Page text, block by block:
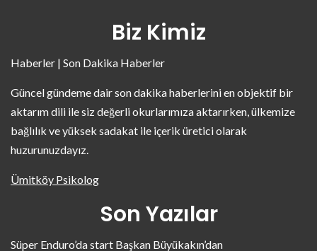
Biz Kimiz
Haberler | Son Dakika Haberler
Güncel gündeme dair son dakika haberlerini en objektif bir
aktarım dili ile siz değerli okurlarımıza aktarırken, ülkemize
bağlılık ve yüksek sadakat ile içerik üretici olarak
huzurunuzdayız.
Ümitköy Psikolog
Son Yazılar
Süper Enduro’da start Başkan Büyükakın’dan